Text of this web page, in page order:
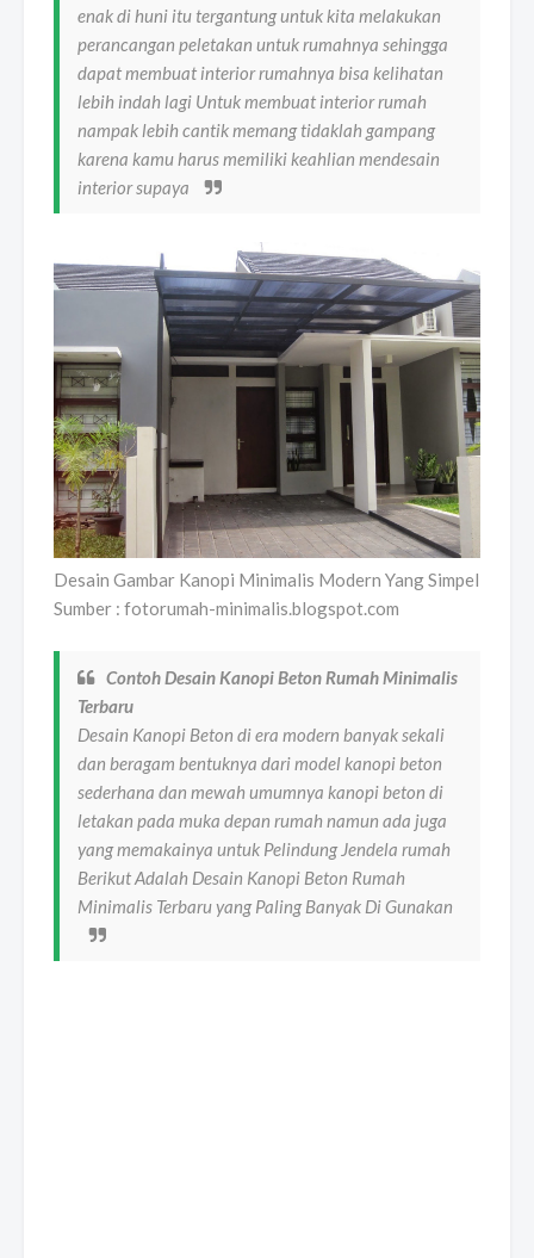
enak di huni itu tergantung untuk kita melakukan
perancangan peletakan untuk rumahnya sehingga
dapat membuat interior rumahnya bisa kelihatan
lebih indah lagi Untuk membuat interior rumah
nampak lebih cantik memang tidaklah gampang
karena kamu harus memiliki keahlian mendesain
interior supaya
Desain Gambar Kanopi Minimalis Modern Yang Simpel
Sumber : fotorumah-minimalis.blogspot.com
Contoh Desain Kanopi Beton Rumah Minimalis
Terbaru
Desain Kanopi Beton di era modern banyak sekali
dan beragam bentuknya dari model kanopi beton
sederhana dan mewah umumnya kanopi beton di
letakan pada muka depan rumah namun ada juga
yang memakainya untuk Pelindung Jendela rumah
Berikut Adalah Desain Kanopi Beton Rumah
Minimalis Terbaru yang Paling Banyak Di Gunakan